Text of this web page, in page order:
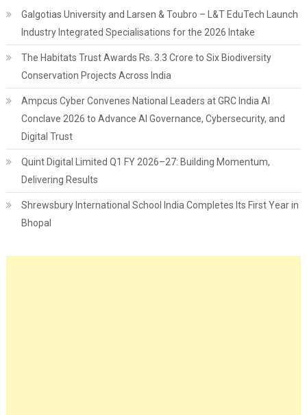
Galgotias University and Larsen & Toubro – L&T EduTech Launch
Industry Integrated Specialisations for the 2026 Intake
The Habitats Trust Awards Rs. 3.3 Crore to Six Biodiversity
Conservation Projects Across India
Ampcus Cyber Convenes National Leaders at GRC India AI
Conclave 2026 to Advance AI Governance, Cybersecurity, and
Digital Trust
Quint Digital Limited Q1 FY 2026–27: Building Momentum,
Delivering Results
Shrewsbury International School India Completes Its First Year in
Bhopal